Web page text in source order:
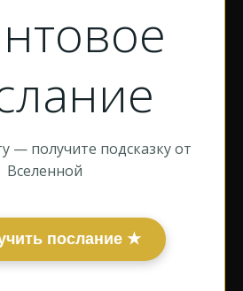
— получите подсказку от
Вселенной
послание ★